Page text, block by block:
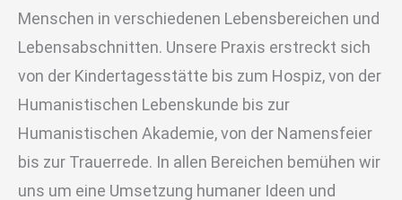
Menschen in verschiedenen Lebensbereichen und
Lebensabschnitten. Unsere Praxis erstreckt sich
von der Kindertagesstätte bis zum Hospiz, von der
Humanistischen Lebenskunde bis zur
Humanistischen Akademie, von der Namensfeier
bis zur Trauerrede. In allen Bereichen bemühen wir
uns um eine Umsetzung humaner Ideen und